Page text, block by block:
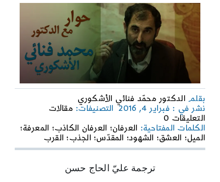
بقلم الدكتور محمّد فنائي الأشكوري
نشر في : فبراير 4, 2016
التصنيفات: مقالات
التعليقات 0
on
ضعف
الترويج
للعرفان
عامل
هامّ
الكلمات المفتاحية: العرفان؛ العرفان الكاذب؛ المعرفة؛
الميل؛ العشق؛ الشهود؛ المقدّس؛ الجذب؛ القرب
ترجمة عليّ الحاج حسن